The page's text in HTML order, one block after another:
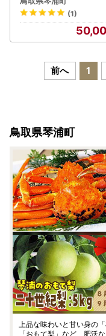
(1)
前へ 1
鳥取県琴浦町
上品な味わいと甘い身の
「おもて梨」など、肥沃